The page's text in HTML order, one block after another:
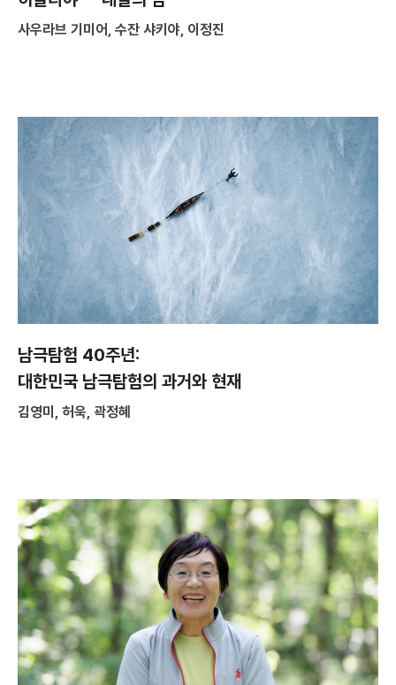
사우라브 기미어, 수잔 샤키야, 이정진
남극탐험 40주년:
대한민국 남극탐험의 과거와 현재
김영미, 허욱, 곽정혜